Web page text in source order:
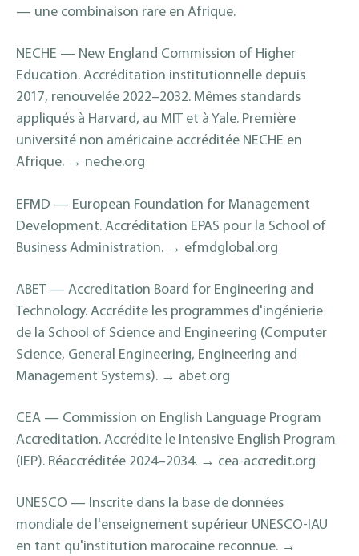
— une combinaison rare en Afrique.
NECHE — New England Commission of Higher
Education. Accréditation institutionnelle depuis
2017, renouvelée 2022–2032. Mêmes standards
appliqués à Harvard, au MIT et à Yale. Première
université non américaine accréditée NECHE en
Afrique. → neche.org
EFMD — European Foundation for Management
Development. Accréditation EPAS pour la School of
Business Administration. → efmdglobal.org
ABET — Accreditation Board for Engineering and
Technology. Accrédite les programmes d'ingénierie
de la School of Science and Engineering (Computer
Science, General Engineering, Engineering and
Management Systems). → abet.org
CEA — Commission on English Language Program
Accreditation. Accrédite le Intensive English Program
(IEP). Réaccréditée 2024–2034. → cea-accredit.org
UNESCO — Inscrite dans la base de données
mondiale de l'enseignement supérieur UNESCO-IAU
en tant qu'institution marocaine reconnue. →